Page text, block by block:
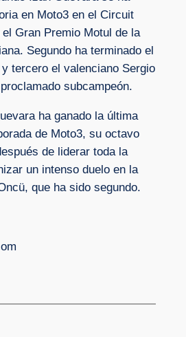
en Moto3 en el Circuit
Gran Premio Motul de la
Segundo ha terminado el
tercero el valenciano Sergio
subcampeón.
ha ganado la última
de Moto3, su octavo
de liderar toda la
un intenso duelo en la
que ha sido segundo.